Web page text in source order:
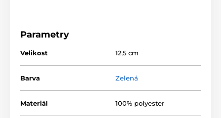
Parametry
Velikost 12,5 cm
Barva Zelená
Materiál 100% polyester